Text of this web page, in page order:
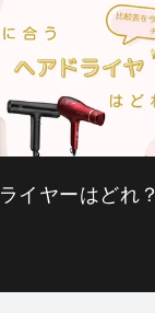
イヤーはどれ？